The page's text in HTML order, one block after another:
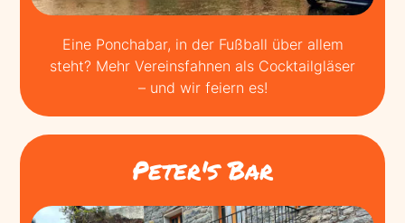
Eine Ponchabar, in der Fußball über allem
steht? Mehr Vereinsfahnen als Cocktailgläser
– und wir feiern es!
Peter's Bar